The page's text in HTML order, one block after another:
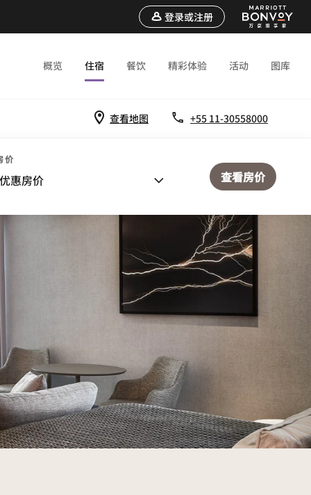
登录或注册
概览 住宿 餐饮 精彩体验 活动 图库
查看地图 +55 11-30558000
价
惠房价 查看房价